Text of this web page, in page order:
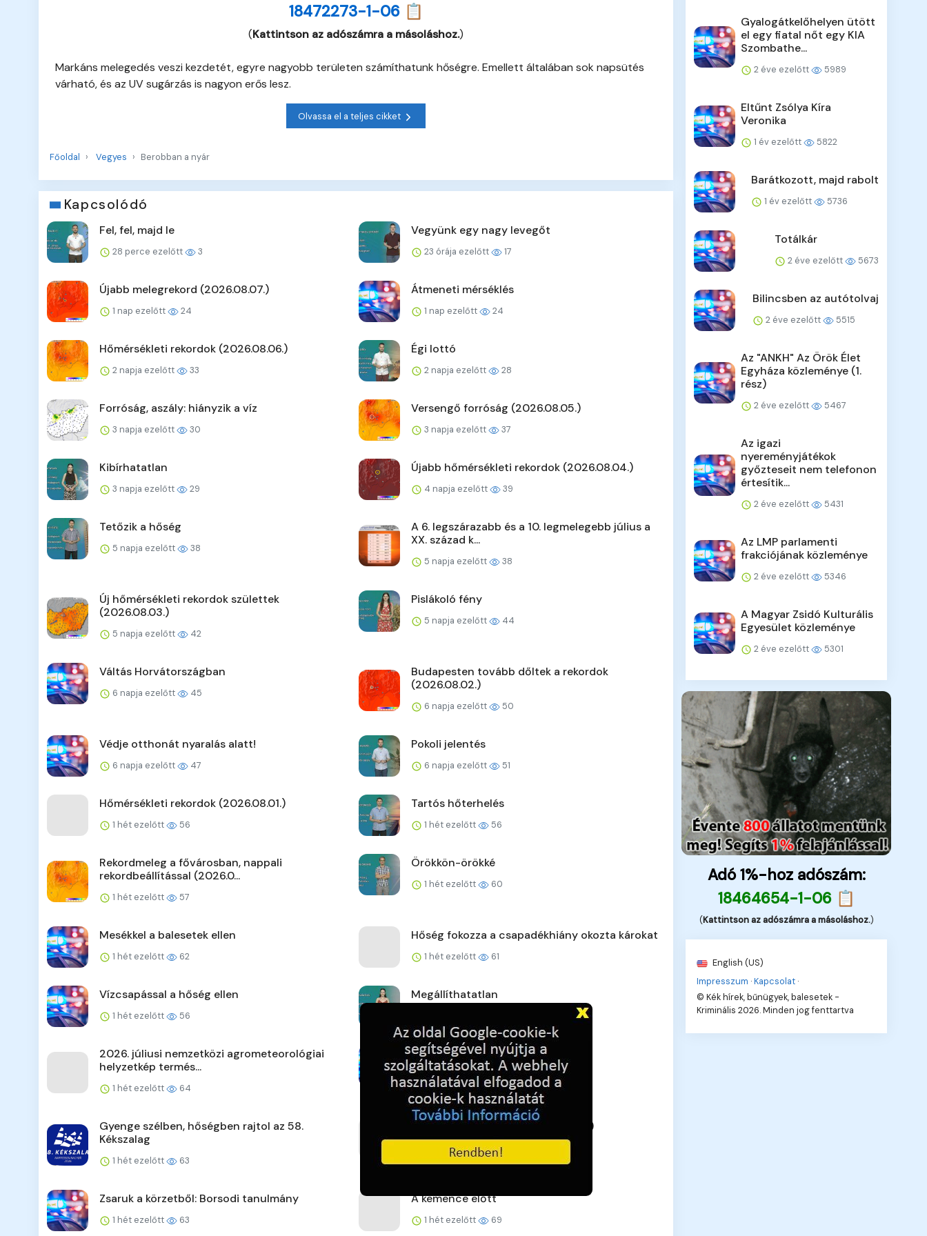
18472273-1-06 📋
(Kattintson az adószámra a másoláshoz.)
Markáns melegedés veszi kezdetét, egyre nagyobb területen számíthatunk hőségre. Emellett általában sok napsütés
várható, és az UV sugárzás is nagyon erős lesz.
Olvassa el a teljes cikket
Főoldal Vegyes Berobban a nyár
Kapcsolódó
Fel, fel, majd le
28 perce ezelőtt 3
Vegyünk egy nagy levegőt
23 órája ezelőtt 17
Újabb melegrekord (2026.08.07.)
1 nap ezelőtt 24
Átmeneti mérséklés
1 nap ezelőtt 24
Hőmérsékleti rekordok (2026.08.06.)
2 napja ezelőtt 33
Égi lottó
2 napja ezelőtt 28
Forróság, aszály: hiányzik a víz
3 napja ezelőtt 30
Versengő forróság (2026.08.05.)
3 napja ezelőtt 37
Kibírhatatlan
3 napja ezelőtt 29
Újabb hőmérsékleti rekordok (2026.08.04.)
4 napja ezelőtt 39
Tetőzik a hőség
5 napja ezelőtt 38
A 6. legszárazabb és a 10. legmelegebb július a
XX. század k...
5 napja ezelőtt 38
Új hőmérsékleti rekordok születtek
(2026.08.03.)
5 napja ezelőtt 42
Pislákoló fény
5 napja ezelőtt 44
Váltás Horvátországban
6 napja ezelőtt 45
Budapesten tovább dőltek a rekordok
(2026.08.02.)
6 napja ezelőtt 50
Védje otthonát nyaralás alatt!
6 napja ezelőtt 47
Pokoli jelentés
6 napja ezelőtt 51
Hőmérsékleti rekordok (2026.08.01.)
1 hét ezelőtt 56
Tartós hőterhelés
1 hét ezelőtt 56
Rekordmeleg a fővárosban, nappali
rekordbeállítással (2026.0...
1 hét ezelőtt 57
Örökkön-örökké
1 hét ezelőtt 60
Mesékkel a balesetek ellen
1 hét ezelőtt 62
Hőség fokozza a csapadékhiány okozta károkat
1 hét ezelőtt 61
Vízcsapással a hőség ellen
1 hét ezelőtt 56
Megállíthatatlan
2026. júliusi nemzetközi agrometeorológiai
helyzetkép termés...
1 hét ezelőtt 64
Kemény játékok Lengyelországban
1 hét ezelőtt 62
Gyenge szélben, hőségben rajtol az 58.
Kékszalag
1 hét ezelőtt 63
Új fővárosi szélrekord (2026.07.27.)
1 hét ezelőtt 62
Zsaruk a körzetből: Borsodi tanulmány
1 hét ezelőtt 63
A kemence előtt
1 hét ezelőtt 69
Gyalogátkelőhelyen ütött
el egy fiatal nőt egy KIA
Szombathe...
2 éve ezelőtt 5989
Eltűnt Zsólya Kíra
Veronika
1 év ezelőtt 5822
Barátkozott, majd rabolt
1 év ezelőtt 5736
Totálkár
2 éve ezelőtt 5673
Bilincsben az autótolvaj
2 éve ezelőtt 5515
Az "ANKH" Az Örök Élet
Egyháza közleménye (1.
rész)
2 éve ezelőtt 5467
Az igazi
nyereményjátékok
győzteseit nem telefonon
értesítik...
2 éve ezelőtt 5431
Az LMP parlamenti
frakciójának közleménye
2 éve ezelőtt 5346
A Magyar Zsidó Kulturális
Egyesület közleménye
2 éve ezelőtt 5301
Adó 1%-hoz adószám:
18464654-1-06 📋
(Kattintson az adószámra a másoláshoz.)
English (US)
Impresszum ·Kapcsolat ·
© Kék hírek, bűnügyek, balesetek -
Kriminális 2026. Minden jog fenttartva